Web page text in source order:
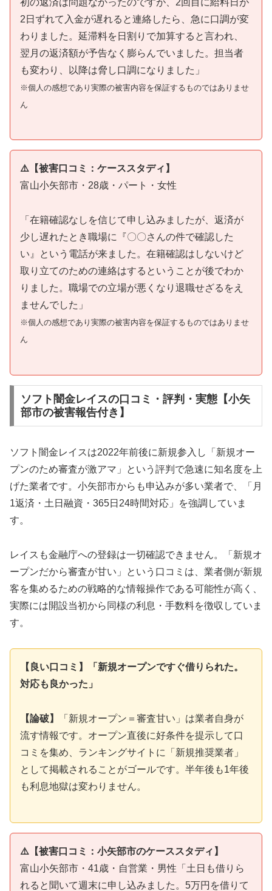
2日ずれて入金が遅れると連絡したら、急に口調が変
わりました。延滞料を日割りで加算すると言われ、
翌月の返済額が予告なく膨らんでいました。担当者
も変わり、以降は脅し口調になりました」
※個人の感想であり実際の被害内容を保証するものではありませ
ん
⚠️【被害口コミ：ケーススタディ】
富山小矢部市・28歳・パート・女性
「在籍確認なしを信じて申し込みましたが、返済が
少し遅れたとき職場に『〇〇さんの件で確認した
い』という電話が来ました。在籍確認はしないけど
取り立てのための連絡はするということが後でわか
りました。職場での立場が悪くなり退職せざるをえ
ませんでした」
※個人の感想であり実際の被害内容を保証するものではありませ
ん
ソフト闇金レイスの口コミ・評判・実態【小矢
部市の被害報告付き】
ソフト闇金レイスは2022年前後に新規参入し「新規オー
プンのため審査が激アマ」という評判で急速に知名度を上
げた業者です。小矢部市からも申込みが多い業者で、「月
1返済・土日融資・365日24時間対応」を強調していま
す。
レイスも金融庁への登録は一切確認できません。「新規オ
ープンだから審査が甘い」という口コミは、業者側が新規
客を集めるための戦略的な情報操作である可能性が高く、
実際には開設当初から同様の利息・手数料を徴収していま
す。
【良い口コミ】「新規オープンですぐ借りられた。
対応も良かった」
【論破】
「新規オープン＝審査甘い」は業者自身が
流す情報です。オープン直後に好条件を提示して口
コミを集め、ランキングサイトに「新規推奨業者」
として掲載されることがゴールです。半年後も1年後
も利息地獄は変わりません。
⚠️【被害口コミ：小矢部市のケーススタディ】
富山小矢部市・41歳・自営業・男性「土日も借りら
れると聞いて週末に申し込みました。5万円を借りて